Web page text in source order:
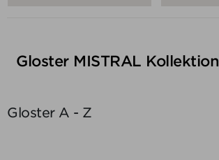
Gloster A - Z
Gloster MISTRAL Kollektion